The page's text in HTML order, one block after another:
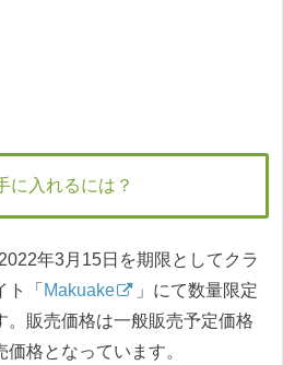
に入れるには？
年3月15日を期限としてクラ
ト「 Makuake
」にて数量限定
。販売価格は一般販売予定価格
格となっています。